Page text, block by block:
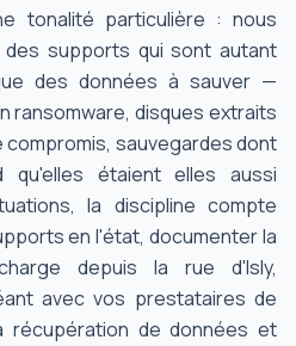
tonalité particulière : nous
supports qui sont autant
des données à sauver —
ransomware, disques extraits
sauvegardes dont
étaient elles aussi
la discipline compte
en l'état, documenter la
depuis la rue d'Isly,
avec vos prestataires de
de données et